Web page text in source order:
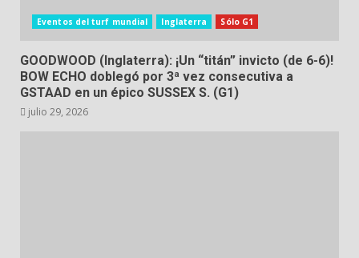
Eventos del turf mundial Inglaterra Sólo G1
GOODWOOD (Inglaterra): ¡Un “titán” invicto (de 6-6)!
BOW ECHO doblegó por 3ª vez consecutiva a
GSTAAD en un épico SUSSEX S. (G1)
julio 29, 2026